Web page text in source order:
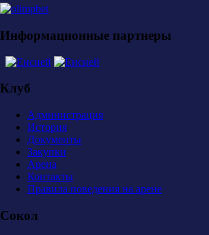
Информационные партнеры
Клуб
Администрация
История
Документы
Закупки
Арена
Контакты
Правила поведения на арене
Сокол